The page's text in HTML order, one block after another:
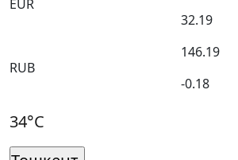
EUR
32.19
RUB
146.19
-0.18
34°C